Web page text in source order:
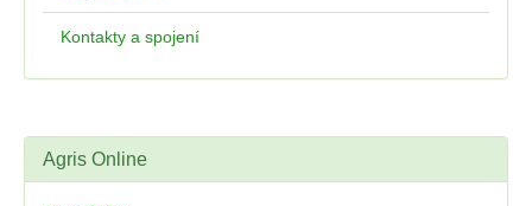
Kontakty a spojení
Agris Online